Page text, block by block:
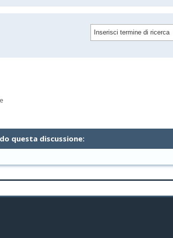
questa discussione: